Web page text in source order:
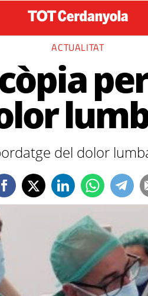
ACTUALITAT
del dolor